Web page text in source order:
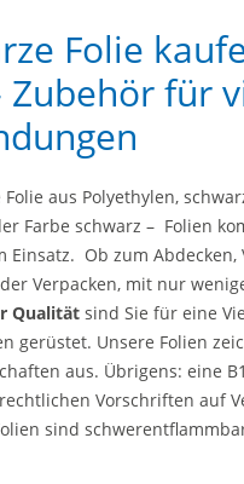
Folie
Zubehör für
Folie aus Polyethylen,
Farbe schwarz – Folien
Einsatz. Ob zum Abdecken,
Verpacken, mit nur
Qualität sind Sie für eine
gerüstet. Unsere Folien
aus. Übrigens: eine
Vorschriften auf
sind